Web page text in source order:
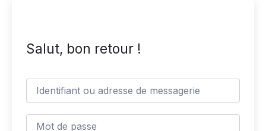
contenuSalut, bon retour !